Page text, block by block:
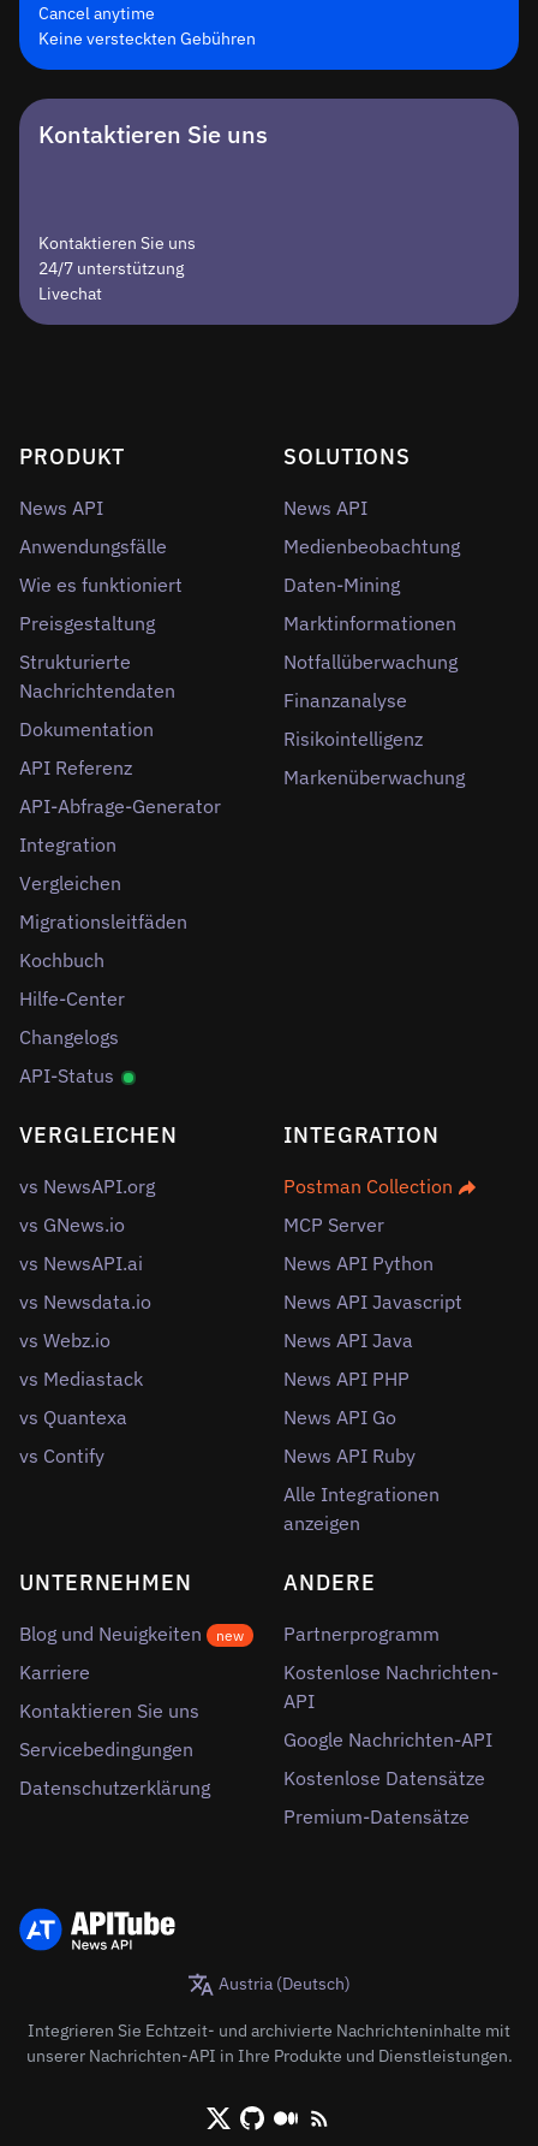
Cancel anytime
Keine versteckten Gebühren
Kontaktieren Sie uns
Kontaktieren Sie uns
24/7 unterstützung
Livechat
PRODUKT
News API
Anwendungsfälle
Wie es funktioniert
Preisgestaltung
Strukturierte
Nachrichtendaten
Dokumentation
API Referenz
API-Abfrage-Generator
Integration
Vergleichen
Migrationsleitfäden
Kochbuch
Hilfe-Center
Changelogs
API-Status
SOLUTIONS
News API
Medienbeobachtung
Daten-Mining
Marktinformationen
Notfallüberwachung
Finanzanalyse
Risikointelligenz
Markenüberwachung
VERGLEICHEN
vs NewsAPI.org
vs GNews.io
vs NewsAPI.ai
vs Newsdata.io
vs Webz.io
vs Mediastack
vs Quantexa
vs Contify
INTEGRATION
Postman Collection
MCP Server
News API Python
News API Javascript
News API Java
News API PHP
News API Go
News API Ruby
Alle Integrationen
anzeigen
UNTERNEHMEN
Blog und Neuigkeiten new
Karriere
Kontaktieren Sie uns
Servicebedingungen
Datenschutzerklärung
ANDERE
Partnerprogramm
Kostenlose Nachrichten-
API
Google Nachrichten-API
Kostenlose Datensätze
Premium-Datensätze
Austria (Deutsch)
Integrieren Sie Echtzeit- und archivierte Nachrichteninhalte mit
unserer Nachrichten-API in Ihre Produkte und Dienstleistungen.
X/Twitter
GithubMediumRSS/XML